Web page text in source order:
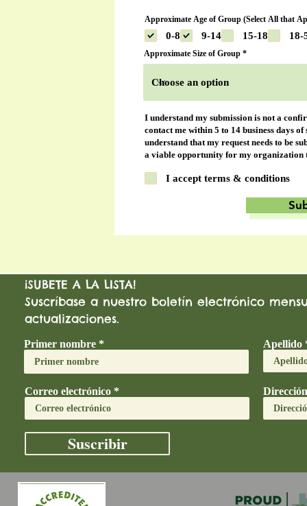
Approximate Age of Group (Select All that
0-8 9-14 15-18 18-
Approximate Size of Group
I understand my submission is not a
contact me within 5 to 14 business days
understand that my request needs to be
a viable opportunity for my
I accept terms & conditions
¡SUBETE A LA LISTA!
Suscríbase a nuestro boletín electrónico
actualizaciones.
Primer nombre Apellido
Correo electrónico Dirección
Suscribir